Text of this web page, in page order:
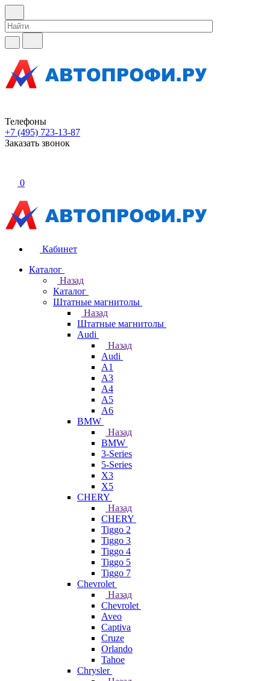
Телефоны
+7 (495) 723-13-87
Заказать звонок
0
Кабинет
Каталог
Назад
Каталог
Штатные магнитолы
Назад
Штатные магнитолы
Audi
Назад
Audi
A1
A3
A4
A5
A6
BMW
Назад
BMW
3-Series
5-Series
X3
X5
CHERY
Назад
CHERY
Tiggo 2
Tiggo 3
Tiggo 4
Tiggo 5
Tiggo 7
Chevrolet
Назад
Chevrolet
Aveo
Captiva
Cruze
Orlando
Tahoe
Chrysler